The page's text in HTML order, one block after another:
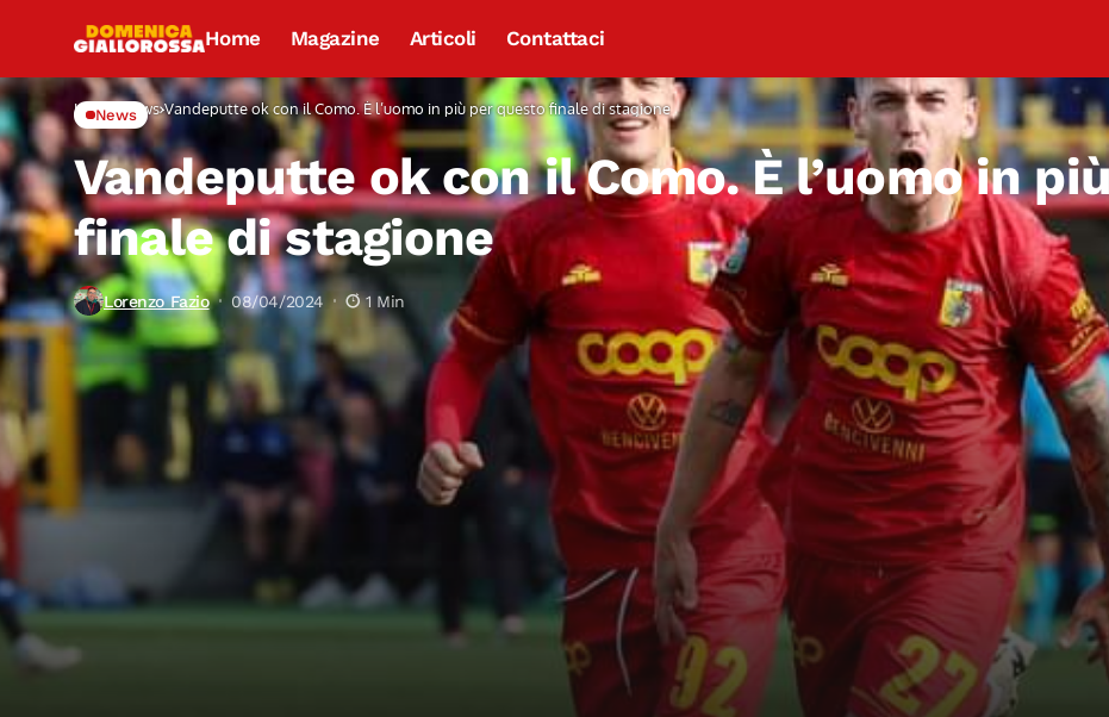
Home Magazine Articoli Contattaci
Home News Vandeputte ok con il Como. È l’uomo in più per questo finale di stagione
News
Vandeputte ok con il Como. È l’uomo in
finale di stagione
Lorenzo Fazio 08/04/2024 1 Min